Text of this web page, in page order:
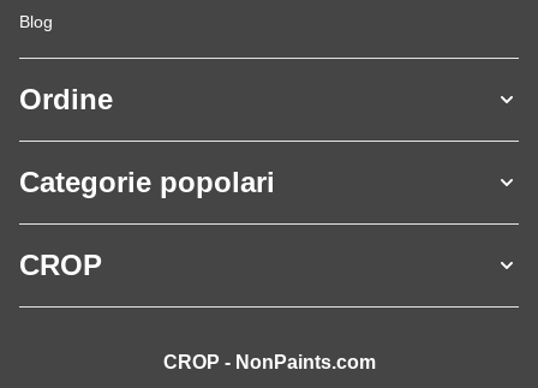
Blog
Ordine
Categorie popolari
CROP
CROP - NonPaints.com